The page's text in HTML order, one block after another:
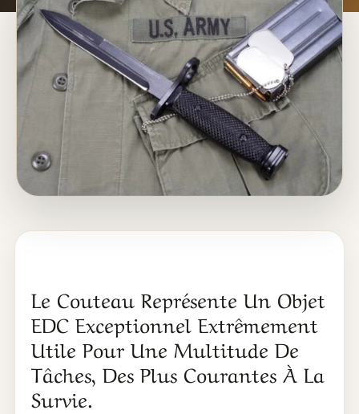
Le Couteau Représente Un Objet
EDC Exceptionnel Extrêmement
Utile Pour Une Multitude De
Tâches, Des Plus Courantes À La
Survie.